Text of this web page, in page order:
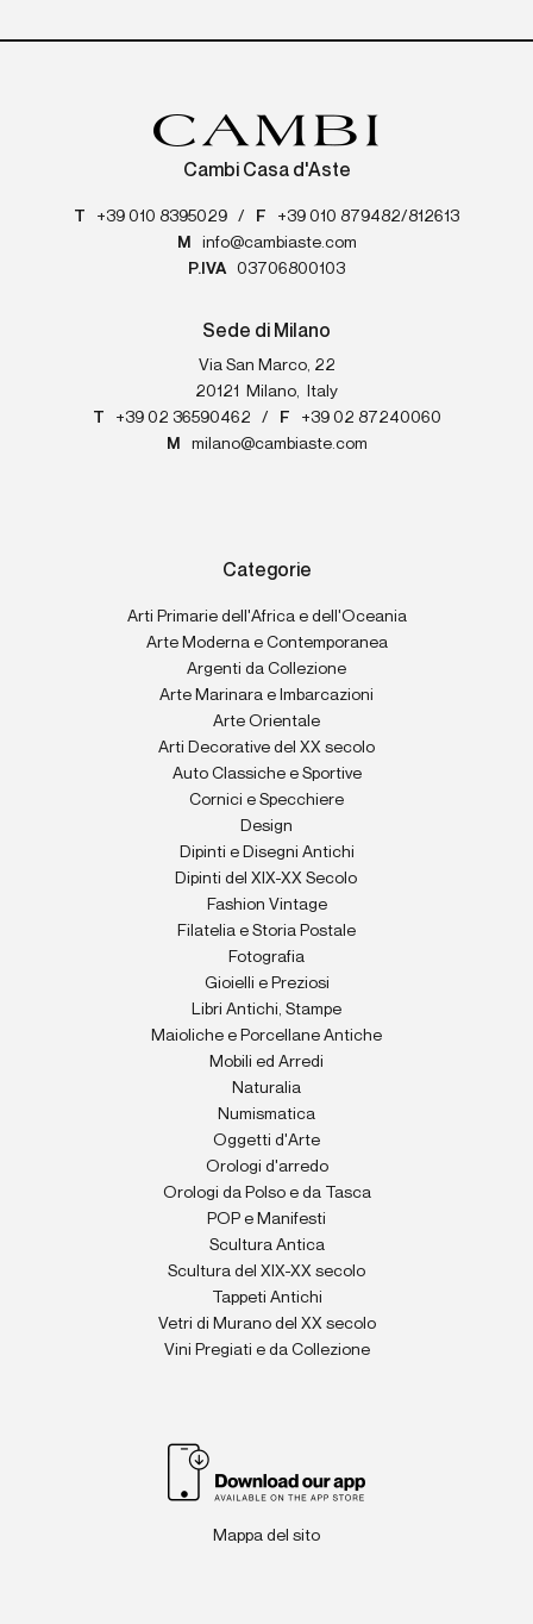
Cambi Casa d'Aste
T +39 010 8395029 / F
+39 010 879482/812613
M
info@cambiaste.com
P.IVA
03706800103
Sede di Milano
Via San Marco, 22
20121
Milano,
Italy
T
+39 02 36590462 / F
+39 02 87240060
M
milano@cambiaste.com
Categorie
Arti Primarie dell'Africa e dell'Oceania
Arte Moderna e Contemporanea
Argenti da Collezione
Arte Marinara e Imbarcazioni
Arte Orientale
Arti Decorative del XX secolo
Auto Classiche e Sportive
Cornici e Specchiere
Design
Dipinti e Disegni Antichi
Dipinti del XIX-XX Secolo
Fashion Vintage
Filatelia e Storia Postale
Fotografia
Gioielli e Preziosi
Libri Antichi, Stampe
Maioliche e Porcellane Antiche
Mobili ed Arredi
Naturalia
Numismatica
Oggetti d'Arte
Orologi d'arredo
Orologi da Polso e da Tasca
POP e Manifesti
Scultura Antica
Scultura del XIX-XX secolo
Tappeti Antichi
Vetri di Murano del XX secolo
Vini Pregiati e da Collezione
Mappa del sito